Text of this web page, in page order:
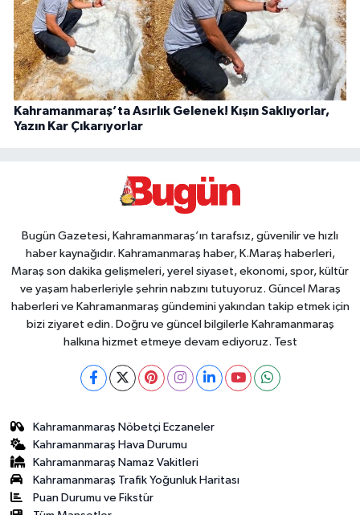
Kahramanmaraş’ta Asırlık Gelenek! Kışın Saklıyorlar,
Yazın Kar Çıkarıyorlar
Bugün Gazetesi, Kahramanmaraş’ın tarafsız, güvenilir ve hızlı
haber kaynağıdır. Kahramanmaraş haber, K.Maraş haberleri,
Maraş son dakika gelişmeleri, yerel siyaset, ekonomi, spor, kültür
ve yaşam haberleriyle şehrin nabzını tutuyoruz. Güncel Maraş
haberleri ve Kahramanmaraş gündemini yakından takip etmek için
bizi ziyaret edin. Doğru ve güncel bilgilerle Kahramanmaraş
halkına hizmet etmeye devam ediyoruz. Test
Kahramanmaraş Nöbetçi Eczaneler
Kahramanmaraş Hava Durumu
Kahramanmaraş Namaz Vakitleri
Kahramanmaraş Trafik Yoğunluk Haritası
Puan Durumu ve Fikstür